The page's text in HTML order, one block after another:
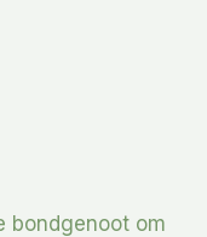
bondgenoot om